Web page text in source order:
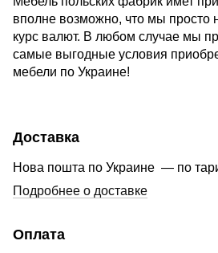
вполне возможно, что мы просто
курс валют. В любом случае мы
самые выгодные условия
мебели по Украине!
Доставка
Нова пошта по Украине — по
Подробнее о доставке
Оплата